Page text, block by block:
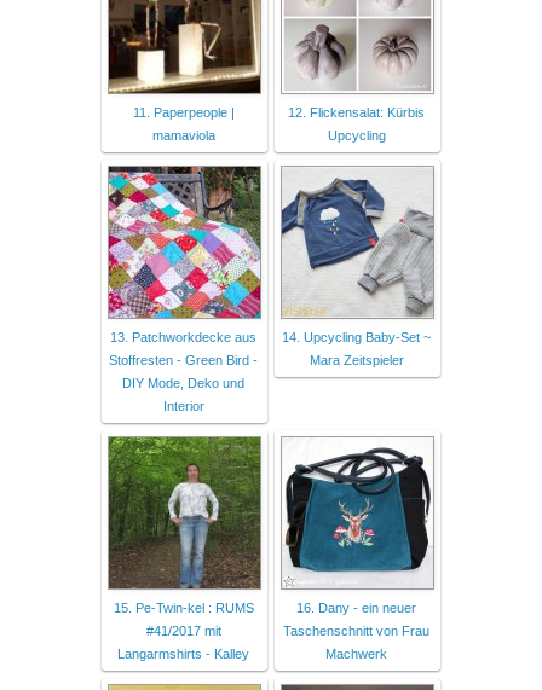
11. Paperpeople |
mamaviola
12. Flickensalat: Kürbis
Upcycling
13. Patchworkdecke aus
Stoffresten - Green Bird -
DIY Mode, Deko und
Interior
14. Upcycling Baby-Set ~
Mara Zeitspieler
15. Pe-Twin-kel : RUMS
#41/2017 mit
Langarmshirts - Kalley
16. Dany - ein neuer
Taschenschnitt von Frau
Machwerk